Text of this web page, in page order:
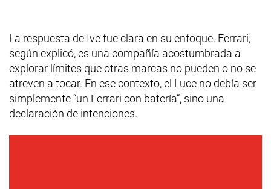
La respuesta de Ive fue clara en su enfoque. Ferrari,
según explicó, es una compañía acostumbrada a
explorar límites que otras marcas no pueden o no se
atreven a tocar. En ese contexto, el Luce no debía ser
simplemente “un Ferrari con batería”, sino una
declaración de intenciones.